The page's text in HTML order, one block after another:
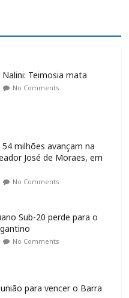
Nalini: Teimosia mata
No Comments
54 milhões avançam na
José de Moraes, em
No Comments
Sub-20 perde para o
No Comments
para vencer o Barra